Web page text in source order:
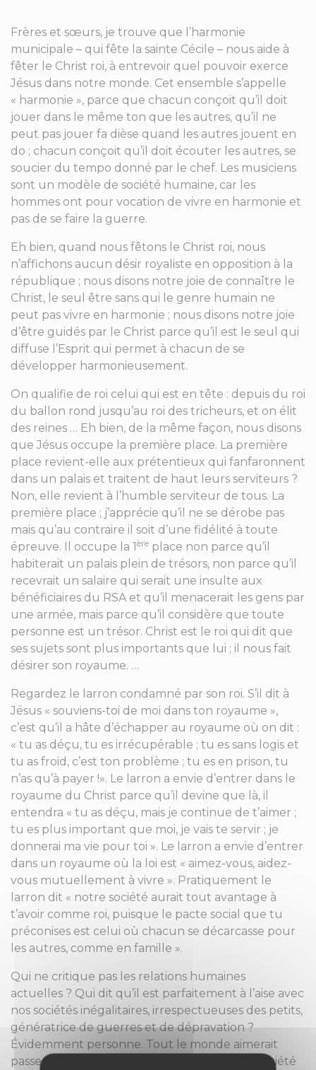
Frères et sœurs, je trouve que l’harmonie
municipale – qui fête la sainte Cécile – nous aide à
fêter le Christ roi, à entrevoir quel pouvoir exerce
Jésus dans notre monde. Cet ensemble s’appelle
« harmonie », parce que chacun conçoit qu’il doit
jouer dans le même ton que les autres, qu’il ne
peut pas jouer fa dièse quand les autres jouent en
do ; chacun conçoit qu’il doit écouter les autres, se
soucier du tempo donné par le chef. Les musiciens
sont un modèle de société humaine, car les
hommes ont pour vocation de vivre en harmonie et
pas de se faire la guerre.
Eh bien, quand nous fêtons le Christ roi, nous
n’affichons aucun désir royaliste en opposition à la
république ; nous disons notre joie de connaître le
Christ, le seul être sans qui le genre humain ne
peut pas vivre en harmonie ; nous disons notre joie
d’être guidés par le Christ parce qu’il est le seul qui
diffuse l’Esprit qui permet à chacun de se
développer harmonieusement.
On qualifie de roi celui qui est en tête : depuis du roi
du ballon rond jusqu’au roi des tricheurs, et on élit
des reines … Eh bien, de la même façon, nous disons
que Jésus occupe la première place. La première
place revient-elle aux prétentieux qui fanfaronnent
dans un palais et traitent de haut leurs serviteurs ?
Non, elle revient à l’humble serviteur de tous. La
première place ; j’apprécie qu’il ne se dérobe pas
mais qu’au contraire il soit d’une fidélité à toute
épreuve. Il occupe la 1ère place non parce qu’il
habiterait un palais plein de trésors, non parce qu’il
recevrait un salaire qui serait une insulte aux
bénéficiaires du RSA et qu’il menacerait les gens par
une armée, mais parce qu’il considère que toute
personne est un trésor. Christ est le roi qui dit que
ses sujets sont plus importants que lui ; il nous fait
désirer son royaume. …
Regardez le larron condamné par son roi. S’il dit à
Jésus « souviens-toi de moi dans ton royaume »,
c’est qu’il a hâte d’échapper au royaume où on dit :
« tu as déçu, tu es irrécupérable ; tu es sans logis et
tu as froid, c’est ton problème ; tu es en prison, tu
n’as qu’à payer !». Le larron a envie d’entrer dans le
royaume du Christ parce qu’il devine que là, il
entendra « tu as déçu, mais je continue de t’aimer ;
tu es plus important que moi, je vais te servir ; je
donnerai ma vie pour toi ». Le larron a envie d’entrer
dans un royaume où la loi est « aimez-vous, aidez-
vous mutuellement à vivre ». Pratiquement le
larron dit « notre société aurait tout avantage à
t’avoir comme roi, puisque le pacte social que tu
préconises est celui où chacun se décarcasse pour
les autres, comme en famille ».
Qui ne critique pas les relations humaines
actuelles ? Qui dit qu’il est parfaitement à l’aise avec
nos sociétés inégalitaires, irrespectueuses des petits,
génératrice de guerres et de dépravation ?
Évidemment personne. Tout le monde aimerait
passer de la société du chacun pour soi à la société